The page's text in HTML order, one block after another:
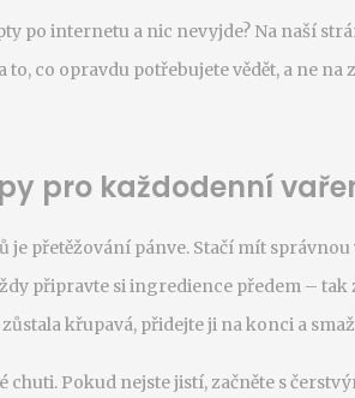
po internetu a nic nevyjde? Na naší
to, co opravdu potřebujete vědět, a ne
pro každodenní
je přetěžování pánve. Stačí mít
připravte si ingredience předem –
křupavá, přidejte ji na konci a
chuti. Pokud nejste jistí, začněte s